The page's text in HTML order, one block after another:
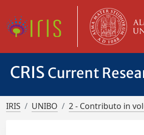
CRIS Current
IRIS UNIBO 2 - Contributo in